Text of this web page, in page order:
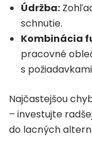
Údržba:
schnutie.
Kombinácia
pracovné
s
Najčastejšou
– investujte
do lacných